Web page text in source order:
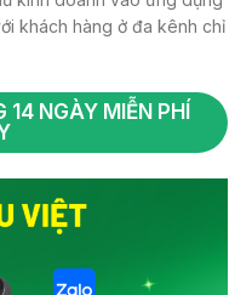
khách hàng ở đa kênh chỉ
NGÀY MIỄN PHÍ